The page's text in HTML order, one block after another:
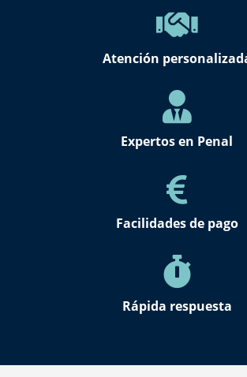
Atención
Expertos en Penal
Facilidades de pago
Rápida respuesta